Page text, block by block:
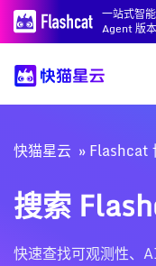
一站式智
Agent 版
快猫星云 Flashcat
搜索
快速查找可观测性、